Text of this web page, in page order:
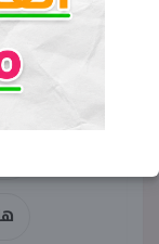
الكلمات